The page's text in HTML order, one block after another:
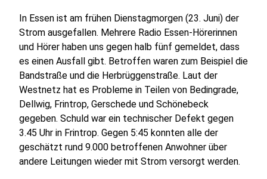
In Essen ist am frühen Dienstagmorgen (23. Juni) der
Strom ausgefallen. Mehrere Radio Essen-Hörerinnen
und Hörer haben uns gegen halb fünf gemeldet, dass
es einen Ausfall gibt. Betroffen waren zum Beispiel die
Bandstraße und die Herbrüggenstraße. Laut der
Westnetz hat es Probleme in Teilen von Bedingrade,
Dellwig, Frintrop, Gerschede und Schönebeck
gegeben. Schuld war ein technischer Defekt gegen
3.45 Uhr in Frintrop. Gegen 5:45 konnten alle der
geschätzt rund 9.000 betroffenen Anwohner über
andere Leitungen wieder mit Strom versorgt werden.